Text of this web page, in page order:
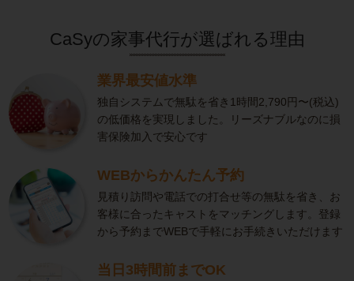
CaSyの家事代行が選ばれる理由
業界最安値水準
独自システムで無駄を省き1時間2,790円〜(税込)
の低価格を実現しました。リーズナブルなのに損
害保険加入で安心です
WEBからかんたん予約
見積り訪問や電話での打合せ等の無駄を省き、お
客様に合ったキャストをマッチングします。登録
から予約までWEBで手軽にお手続きいただけます
当日3時間前までOK